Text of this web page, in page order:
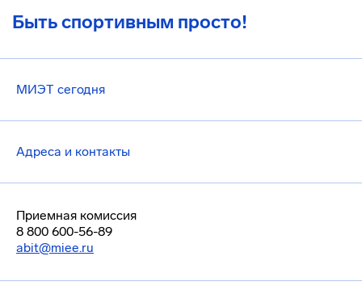
Быть спортивным просто!
МИЭТ сегодня
Адреса и контакты
Приемная комиссия
8 800 600-56-89
abit@miee.ru